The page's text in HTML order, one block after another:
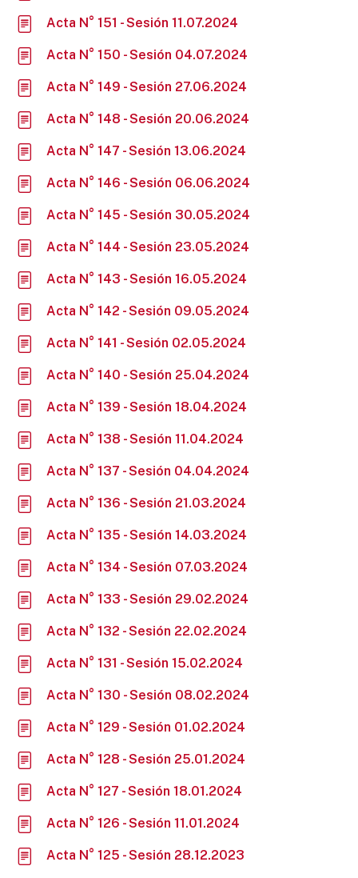
Acta N° 151 - Sesión 11.07.2024
Acta N° 150 - Sesión 04.07.2024
Acta N° 149 - Sesión 27.06.2024
Acta N° 148 - Sesión 20.06.2024
Acta N° 147 - Sesión 13.06.2024
Acta N° 146 - Sesión 06.06.2024
Acta N° 145 - Sesión 30.05.2024
Acta N° 144 - Sesión 23.05.2024
Acta N° 143 - Sesión 16.05.2024
Acta N° 142 - Sesión 09.05.2024
Acta N° 141 - Sesión 02.05.2024
Acta N° 140 - Sesión 25.04.2024
Acta N° 139 - Sesión 18.04.2024
Acta N° 138 - Sesión 11.04.2024
Acta N° 137 - Sesión 04.04.2024
Acta N° 136 - Sesión 21.03.2024
Acta N° 135 - Sesión 14.03.2024
Acta N° 134 - Sesión 07.03.2024
Acta N° 133 - Sesión 29.02.2024
Acta N° 132 - Sesión 22.02.2024
Acta N° 131 - Sesión 15.02.2024
Acta N° 130 - Sesión 08.02.2024
Acta N° 129 - Sesión 01.02.2024
Acta N° 128 - Sesión 25.01.2024
Acta N° 127 - Sesión 18.01.2024
Acta N° 126 - Sesión 11.01.2024
Acta N° 125 - Sesión 28.12.2023